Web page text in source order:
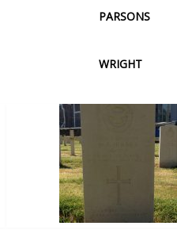
PARSONS
WRIGHT